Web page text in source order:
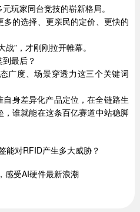
玩家同台竞技的崭新格局。
的选择、更亲民的定价、更快的
”，才刚刚拉开帷幕。
最后？
广度、场景穿透力这三个关键词
身差异化产品定位，在全链路生
谁就能在这条百亿赛道中站稳脚
能对RFID产生多大威胁？
感受AI硬件最新浪潮